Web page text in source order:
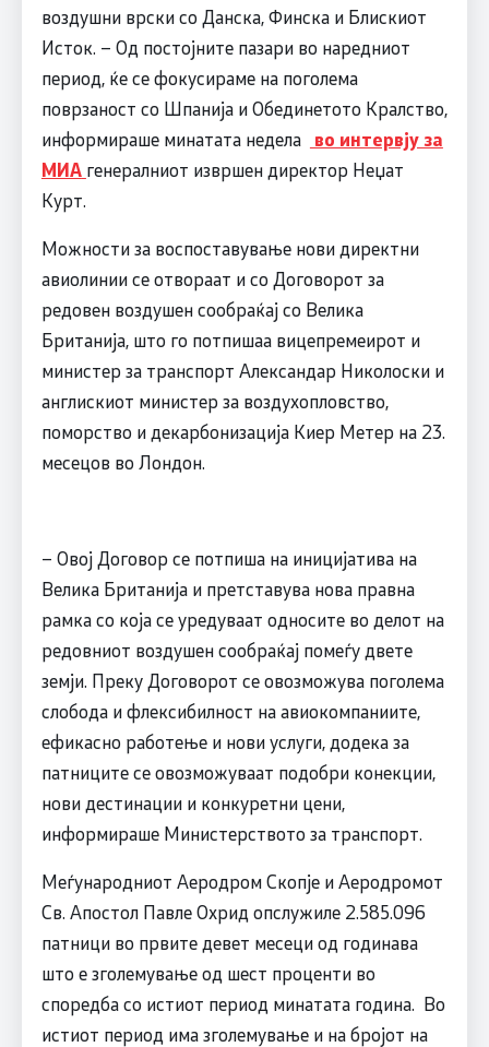
воздушни врски со Данска, Финска и Блискиот
Исток. – Од постојните пазари во наредниот
период, ќе се фокусираме на поголема
поврзаност со Шпанија и Обединетото Кралство,
информираше минатата недела во интервју за
МИА генералниот извршен директор Неџат
Курт.
Можности за воспоставување нови директни
авиолинии се отвораат и со Договорот за
редовен воздушен сообраќај со Велика
Британија, што го потпишаа вицепремеирот и
министер за транспорт Александар Николоски и
англискиот министер за воздухопловство,
поморство и декарбонизација Киер Метер на 23.
месецов во Лондон.
– Овој Договор се потпиша на иницијатива на
Велика Британија и претставува нова правна
рамка со која се уредуваат односите во делот на
редовниот воздушен сообраќај помеѓу двете
земји. Преку Договорот се овозможува поголема
слобода и флексибилност на авиокомпаниите,
ефикасно работење и нови услуги, додека за
патниците се овозможуваат подобри конекции,
нови дестинации и конкуретни цени,
информираше Министерството за транспорт.
Меѓународниот Аеродром Скопје и Аеродромот
Св. Апостол Павле Охрид опслужиле 2.585.096
патници во првите девет месеци од годинава
што е зголемување од шест проценти во
споредба со истиот период минатата година. Во
истиот период има зголемување и на бројот на